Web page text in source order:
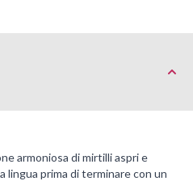
armoniosa di mirtilli aspri e
lingua prima di terminare con un